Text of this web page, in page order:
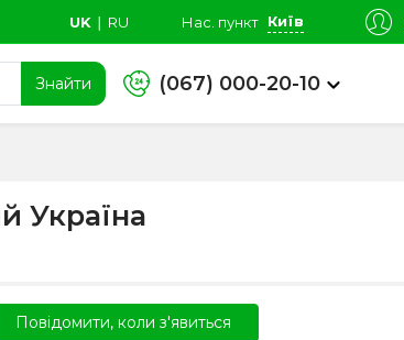
UK ∣ RU Нас. пункт Київ
Знайти (067) 000-20-10
Україна
Повідомити, коли з'явиться